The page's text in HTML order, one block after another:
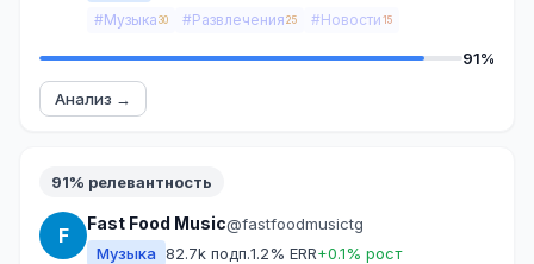
#Музыка 30 #Развлечения 25 #Новости 15
91%
Анализ →
91% релевантность
F
Fast Food Music@fastfoodmusictg
Музыка 82.7k подп.1.2% ERR+0.1% рост